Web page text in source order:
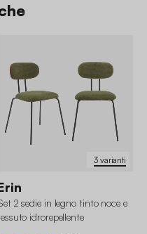
3 varianti
2 sedie in legno tinto noce e
idrorepellente